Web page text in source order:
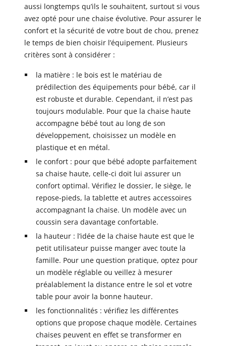
aussi longtemps qu’ils le souhaitent, surtout si vous
avez opté pour une chaise évolutive. Pour assurer le
confort et la sécurité de votre bout de chou, prenez
le temps de bien choisir l’équipement. Plusieurs
critères sont à considérer :
la matière : le bois est le matériau de
prédilection des équipements pour bébé, car il
est robuste et durable. Cependant, il n’est pas
toujours modulable. Pour que la chaise haute
accompagne bébé tout au long de son
développement, choisissez un modèle en
plastique et en métal.
le confort : pour que bébé adopte parfaitement
sa chaise haute, celle-ci doit lui assurer un
confort optimal. Vérifiez le dossier, le siège, le
repose-pieds, la tablette et autres accessoires
accompagnant la chaise. Un modèle avec un
coussin sera davantage confortable.
la hauteur : l’idée de la chaise haute est que le
petit utilisateur puisse manger avec toute la
famille. Pour une question pratique, optez pour
un modèle réglable ou veillez à mesurer
préalablement la distance entre le sol et votre
table pour avoir la bonne hauteur.
les fonctionnalités : vérifiez les différentes
options que propose chaque modèle. Certaines
chaises peuvent en effet se transformer en